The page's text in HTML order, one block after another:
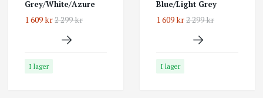
Grey/White/Azure
1 609 kr2 299 kr
I lager
Blue/Light Grey
1 609 kr2 299 kr
I lager